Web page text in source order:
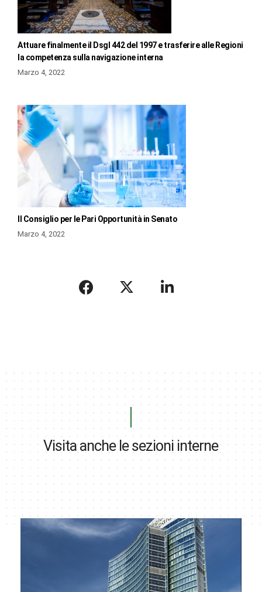
Attuare finalmente il Dsgl 442 del 1997 e trasferire alle Regioni
la competenza sulla navigazione interna
Marzo 4, 2022
Il Consiglio per le Pari Opportunità in Senato
Marzo 4, 2022
Visita anche le sezioni interne